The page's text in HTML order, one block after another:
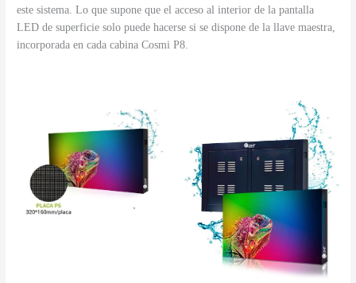
este sistema. Lo que supone que el acceso al interior de la pantalla
LED de superficie solo puede hacerse si se dispone de la llave maestra,
incorporada en cada cabina Cosmi P8.